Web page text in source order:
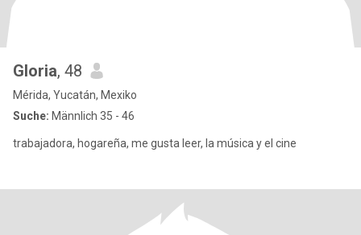
Gloria, 48
Mérida, Yucatán, Mexiko
Suche: Männlich 35 - 46
trabajadora, hogareña, me gusta leer, la música y el cine